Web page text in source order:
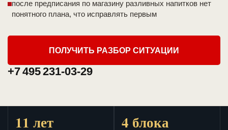
после предписания по магазину разливных напитков нет
понятного плана, что исправлять первым
ПОЛУЧИТЬ РАЗБОР СИТУАЦИИ
+7 495 231-03-29
11 лет 4 блока